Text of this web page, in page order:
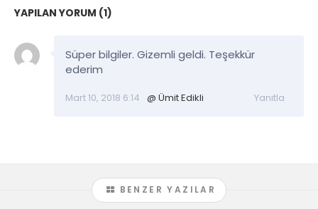
YAPILAN YORUM (1)
Süper bilgiler. Gizemli geldi. Teşekkür
ederim
Mart 10, 2018 6:14 @ Ümit Edikli Yanıtla
BENZER YAZILAR